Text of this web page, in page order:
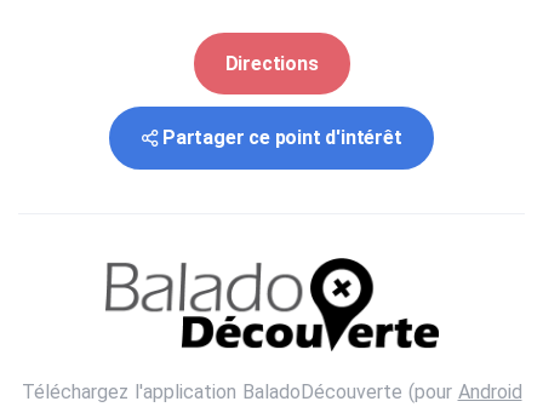
Directions
Partager ce point d'intérêt
Téléchargez l'application BaladoDécouverte (pour Android